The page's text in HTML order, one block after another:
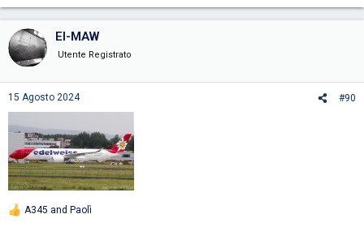
EI-MAW
Utente Registrato
15 Agosto 2024 #90
R
A345 and Paolì